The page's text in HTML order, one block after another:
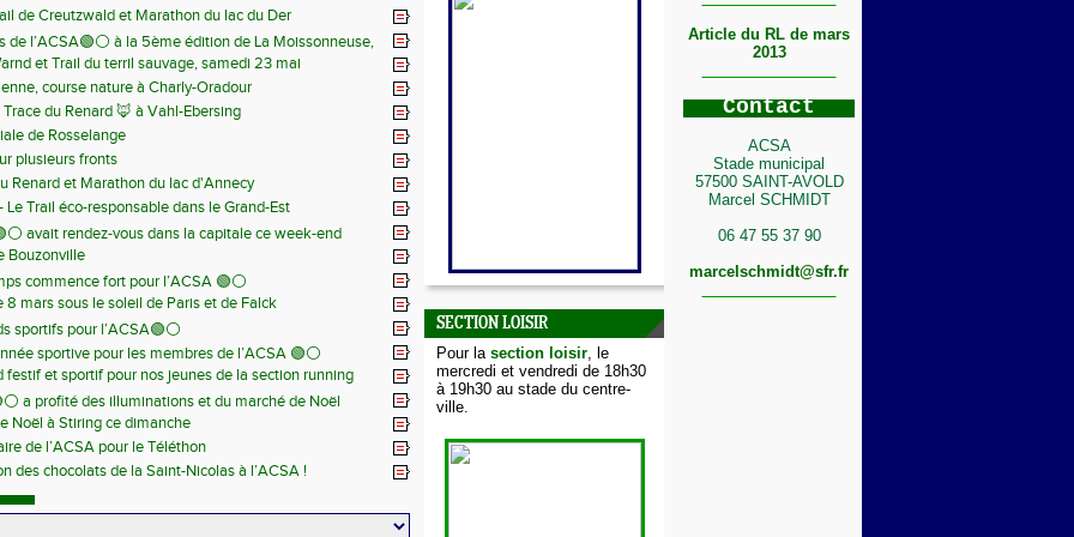
de Creutzwald et Marathon du lac du Der
de l’ACSA🟢⚪️ à la 5ème édition de La Moissonneuse,
juin et Trail du terril sauvage, samedi 23 mai
course nature à Charly-Oradour
du Renard 🦊 à Vahl-Ebersing
de Rosselange
plusieurs fronts
Renard et Marathon du lac d'Annecy
Le Trail éco-responsable dans le Grand-Est
avait rendez-vous dans la capitale ce week-end
Bouzonville
commence fort pour l’ACSA 🟢⚪️
8 mars sous le soleil de Paris et de Falck
sportifs pour l’ACSA🟢⚪️
sportive pour les membres de l’ACSA 🟢⚪️
festif et sportif pour nos jeunes de la section running
a profité des illuminations et du marché de Noël
Noël à Stiring ce dimanche
de l’ACSA pour le Téléthon
des chocolats de la Saint-Nicolas à l’ACSA !
SECTION LOISIR
Pour la section loisir, le
mercredi et vendredi de 18h30
à 19h30 au stade du centre-
ville.
Article du RL de mars
2013
Contact
ACSA
Stade municipal
57500 SAINT-AVOLD
Marcel SCHMIDT
06 47 55 37 90
marcelschmidt@sfr.fr